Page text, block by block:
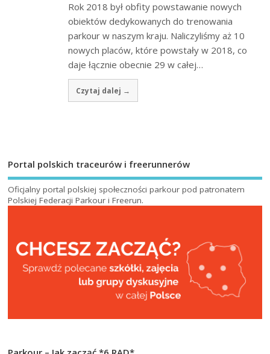
Rok 2018 był obfity powstawanie nowych
obiektów dedykowanych do trenowania
parkour w naszym kraju. Naliczyliśmy aż 10
nowych placów, które powstały w 2018, co
daje łącznie obecnie 29 w całej…
Czytaj dalej →
Portal polskich traceurów i freerunnerów
Oficjalny portal polskiej społeczności parkour pod patronatem
Polskiej Federacji Parkour i Freerun.